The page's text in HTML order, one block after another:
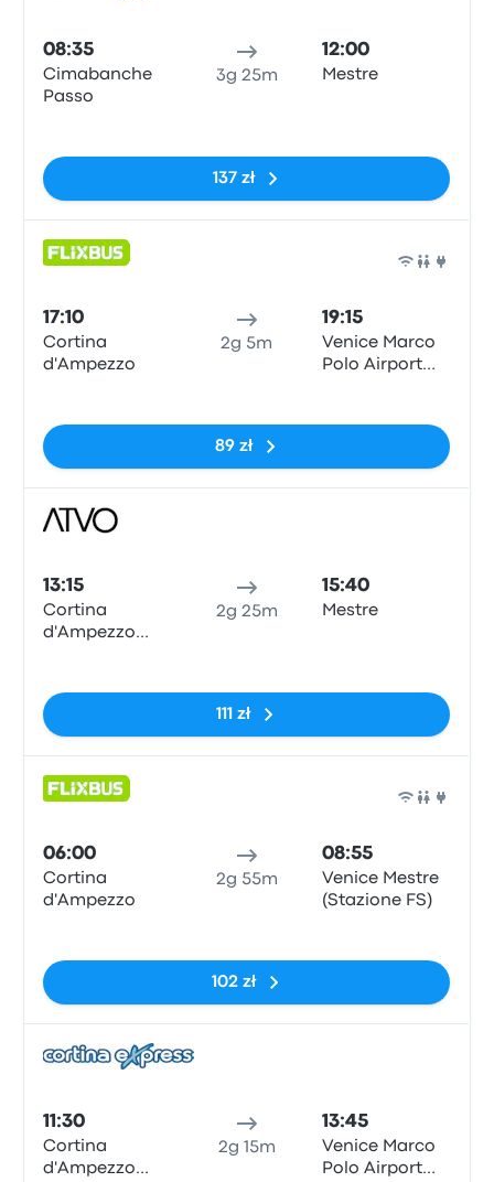
08:35
Cimabanche
Passo
3g 25m
12:00
Mestre
137 zł
17:10
Cortina
d'Ampezzo
2g 5m
19:15
Venice Marco
Polo Airport
89 zł
13:15
Cortina
d'Ampezzo
2g 25m
15:40
Mestre
111 zł
06:00
Cortina
d'Ampezzo
2g 55m
08:55
Venice Mestre
(Stazione FS)
102 zł
11:30
Cortina
d'Ampezzo
2g 15m
13:45
Venice Marco
Polo Airport